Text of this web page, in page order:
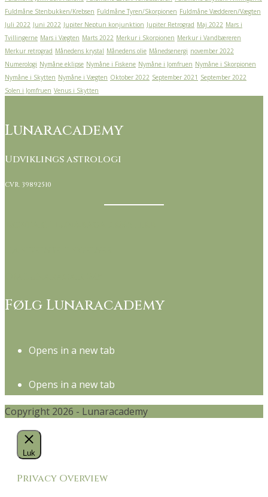
Fuldmåne Stenbukken/Krebsen Fuldmåne Tyren/Skorpionen Fuldmåne Vædderen/Vægten
Juli 2022 Juni 2022 Jupiter Neptun konjunktion Jupiter Retrograd Maj 2022 Mars i
Tvillingerne Mars i Vægten Marts 2022 Merkur i Skorpionen Merkur i Vandbæreren
Merkur retrograd Månedens krystal Månedens olie Månedsenergi november 2022
Numerologi Nymåne eklipse Nymåne i Fiskene Nymåne i Jomfruen Nymåne i Skorpionen
Nymåne i Skytten Nymåne i Vægten Oktober 2022 September 2021 September 2022
Solen i Jomfruen Venus i Skytten
Lunaracademy
Udviklings astrologi
CVR. 39892510
Følg Lunaracademy
Opens in a new tab
Opens in a new tab
Copyright 2026 - Lunaracademy
Luk
Privacy Overview